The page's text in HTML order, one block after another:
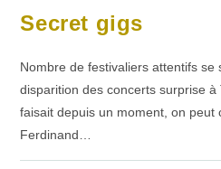
Secret gigs
Nombre de festivaliers attentifs se
disparition des concerts surprise
faisait depuis un moment, on peut
Ferdinand…